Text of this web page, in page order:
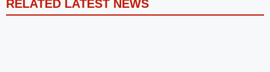
RELATED LATEST NEWS